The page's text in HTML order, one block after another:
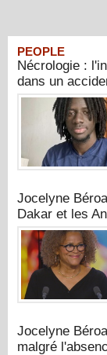
PEOPLE
Nécrologie :
dans un
Jocelyne
Dakar et les
Jocelyne
malgré